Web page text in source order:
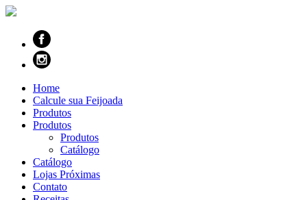
Home
Calcule sua Feijoada
Produtos
Produtos
Produtos
Catálogo
Catálogo
Lojas Próximas
Contato